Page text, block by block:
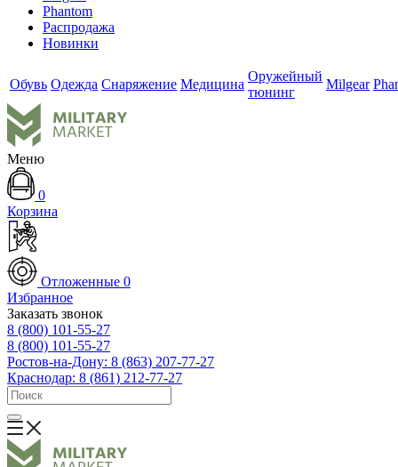
Phantom
Распродажа
Новинки
Обувь Одежда Снаряжение Медицина
Оружейный
тюнинг
Milgear
Меню
0
Корзина
Отложенные 0
Избранное
Заказать звонок
8 (800) 101-55-27
8 (800) 101-55-27
Ростов-на-Дону: 8 (863) 207-77-27
Краснодар: 8 (861) 212-77-27